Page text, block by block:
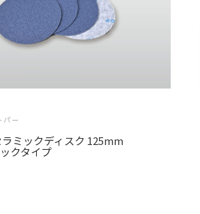
パー
ミックディスク 125mm
クタイプ